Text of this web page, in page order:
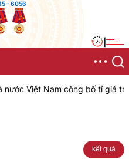
- 6056
Việt Nam công bố tỉ giá
kết quả